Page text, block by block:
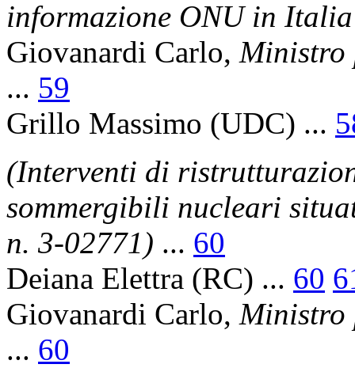
informazione ONU in
Giovanardi Carlo, Ministro
... 59
Grillo Massimo (UDC) ...
(Interventi di
sommergibili nucleari
n. 3-02771) ... 60
Deiana Elettra (RC) ... 60
Giovanardi Carlo, Ministro
... 60